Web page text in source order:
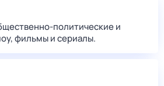
политические и
фильмы и сериалы.